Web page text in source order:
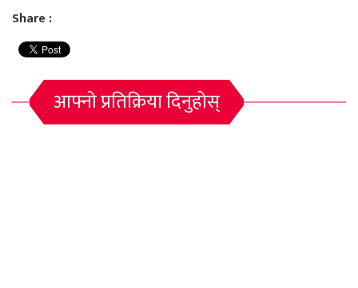
Share :
आफ्नो प्रतिक्रिया दिनुहोस्